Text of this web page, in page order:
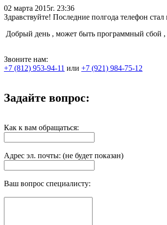
02 марта 2015г. 23:36
Здравствуйте! Последние полгода телефон
Добрый день , может быть программный сбой ,
Звоните нам:
+7 (812) 953-94-11 или +7 (921) 984-75-12
Задайте вопрос:
Как к вам обращаться:
Адрес эл. почты: (не будет показан)
Ваш вопрос специалисту: